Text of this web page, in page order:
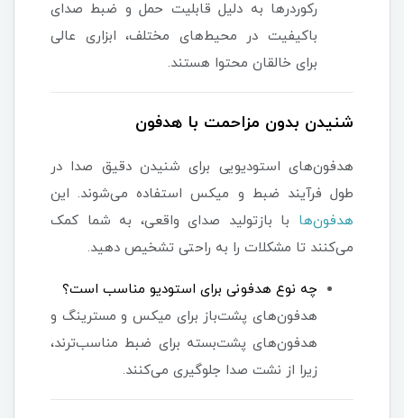
رکوردرها به دلیل قابلیت حمل و ضبط صدای
باکیفیت در محیط‌های مختلف، ابزاری عالی
برای خالقان محتوا هستند.
شنیدن بدون مزاحمت با هدفون
هدفون‌های استودیویی برای شنیدن دقیق صدا در
طول فرآیند ضبط و میکس استفاده می‌شوند. این
هدفون‌ها با بازتولید صدای واقعی، به شما کمک
می‌کنند تا مشکلات را به راحتی تشخیص دهید.
چه نوع هدفونی برای استودیو مناسب است؟
هدفون‌های پشت‌باز برای میکس و مسترینگ و
هدفون‌های پشت‌بسته برای ضبط مناسب‌ترند،
زیرا از نشت صدا جلوگیری می‌کنند.